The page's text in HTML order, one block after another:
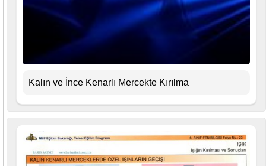
Kalın ve İnce Kenarlı Mercekte Kırılma